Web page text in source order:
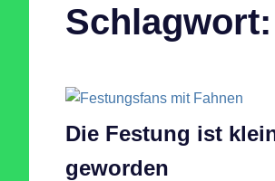
Schlagwort:
Die Festung ist
geworden